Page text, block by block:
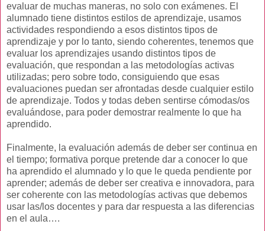
evaluar de muchas maneras, no solo con exámenes. El
alumnado tiene distintos estilos de aprendizaje, usamos
actividades respondiendo a esos distintos tipos de
aprendizaje y por lo tanto, siendo coherentes, tenemos que
evaluar los aprendizajes usando distintos tipos de
evaluación, que respondan a las metodologías activas
utilizadas; pero sobre todo, consiguiendo que esas
evaluaciones puedan ser afrontadas desde cualquier estilo
de aprendizaje. Todos y todas deben sentirse cómodas/os
evaluándose, para poder demostrar realmente lo que ha
aprendido.
Finalmente, la evaluación además de deber ser continua en
el tiempo; formativa porque pretende dar a conocer lo que
ha aprendido el alumnado y lo que le queda pendiente por
aprender; además de deber ser creativa e innovadora, para
ser coherente con las metodologías activas que debemos
usar las/los docentes y para dar respuesta a las diferencias
en el aula….